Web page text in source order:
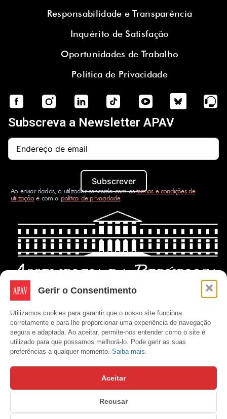
Gerir o Consentimento
Utilizamos cookies para garantir que o nosso site funciona
corretamente e para lhe proporcionar uma experiência de navegação
segura e adaptada. Ao aceitar, permite-nos entender como o site é
utilizado para que possamos melhorá-lo. Pode gerir as suas
preferências a qualquer momento. Saiba mais.
Aceitar
Recusar
Responsabilidade e Transparência
Inquérito de Satisfação
Oportunidades de Trabalho
Política de Privacidade
Subscreva a Newsletter APAV
Subscrever
Ao enviar dados, o utilizador concorda com ostermos e condições de
utilizaçãoe com a política de privacidade.